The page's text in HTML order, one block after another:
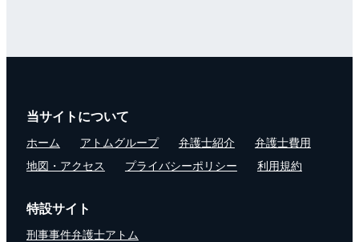
当サイトについて
ホーム アトムグループ 弁護士紹介
弁護士費用
地図・アクセス
プライバシーポリシー 利用規約
特設サイト
刑事事件弁護士アトム